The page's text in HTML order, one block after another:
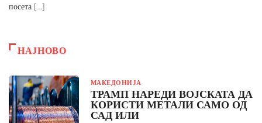
посета […]
НАЈНОВО
МАКЕДОНИЈА
ТРАМП НАРЕДИ ВОЈСКАТА ДА
КОРИСТИ МЕТАЛИ САМО ОД
САД ИЛИ